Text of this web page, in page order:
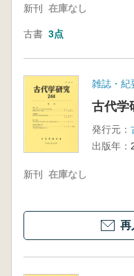
新刊 在庫なし
古書 3点
雑誌・紀
古代
発行元：
出版年：
新刊 在庫なし
再